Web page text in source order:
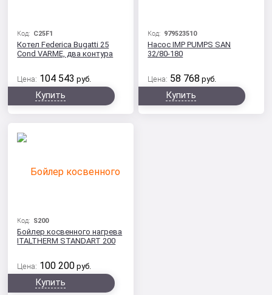
Код: C25F1
Котел Federica Bugatti 25
Cond VARME, два контура
Цена: 104 543 руб.
Купить
Код: 979523510
Насос IMP PUMPS SAN
32/80-180
Цена: 58 768 руб.
Купить
Код: S200
Бойлер косвенного нагрева
ITALTHERM STANDART 200
Цена: 100 200 руб.
Купить